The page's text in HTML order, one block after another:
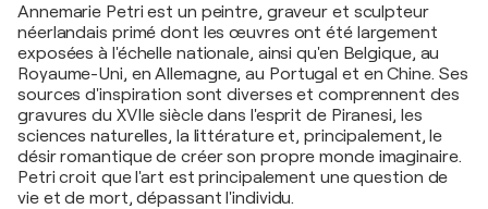
Annemarie Petri est un peintre, graveur et sculpteur
néerlandais primé dont les œuvres ont été largement
exposées à l'échelle nationale, ainsi qu'en Belgique, au
Royaume-Uni, en Allemagne, au Portugal et en Chine. Ses
sources d'inspiration sont diverses et comprennent des
gravures du XVIIe siècle dans l'esprit de Piranesi, les
sciences naturelles, la littérature et, principalement, le
désir romantique de créer son propre monde imaginaire.
Petri croit que l'art est principalement une question de
vie et de mort, dépassant l'individu.